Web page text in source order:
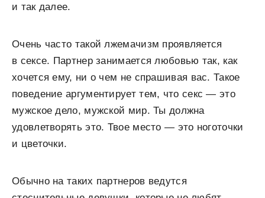
и так далее.
Очень часто такой лжемачизм проявляется
в сексе. Партнер занимается любовью так, как
хочется ему, ни о чем не спрашивая вас. Такое
поведение аргументирует тем, что секс — это
мужское дело, мужской мир. Ты должна
удовлетворять это. Твое место — это ноготочки
и цветочки.
Обычно на таких партнеров ведутся